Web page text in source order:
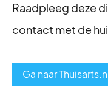
Raadpleeg deze
contact met de
Ga naar